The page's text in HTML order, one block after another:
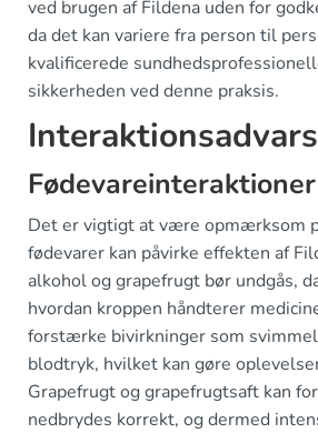
ved brugen af Fildena uden for
da det kan variere fra person til
kvalificerede
sikkerheden ved denne praksis.
Fødevareinteraktioner
Det er vigtigt at være opmærksom
fødevarer kan påvirke effekten af
alkohol og grapefrugt bør undgås,
hvordan kroppen håndterer
forstærke bivirkninger som
blodtryk, hvilket kan gøre
Grapefrugt og grapefrugtsaft kan
nedbrydes korrekt, og dermed